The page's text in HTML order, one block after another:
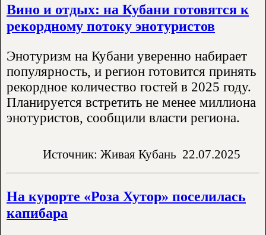
Вино и отдых: на Кубани готовятся к
рекордному потоку энотуристов
Энотуризм на Кубани уверенно набирает
популярность, и регион готовится принять
рекордное количество гостей в 2025 году.
Планируется встретить не менее миллиона
энотуристов, сообщили власти региона.
Источник: Живая Кубань 22.07.2025
На курорте «Роза Хутор» поселилась
капибара